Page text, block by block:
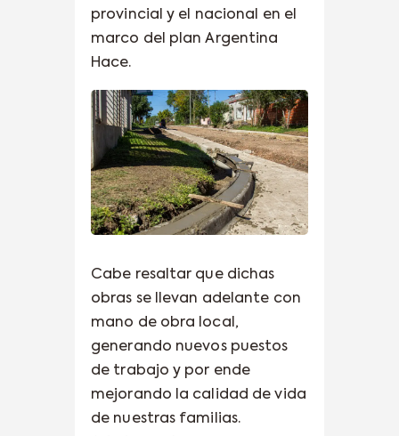
provincial y el nacional en el
marco del plan Argentina
Hace.
Cabe resaltar que dichas
obras se llevan adelante con
mano de obra local,
generando nuevos puestos
de trabajo y por ende
mejorando la calidad de vida
de nuestras familias.